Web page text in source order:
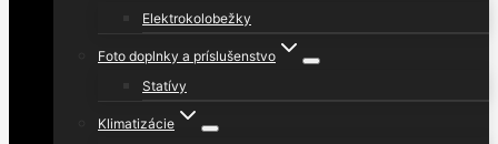
Elektrokolobežky
Foto doplnky a príslušenstvo
Statívy
Klimatizácie